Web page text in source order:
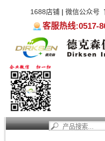
1688店铺| 微信公众号
客服热线:0517-